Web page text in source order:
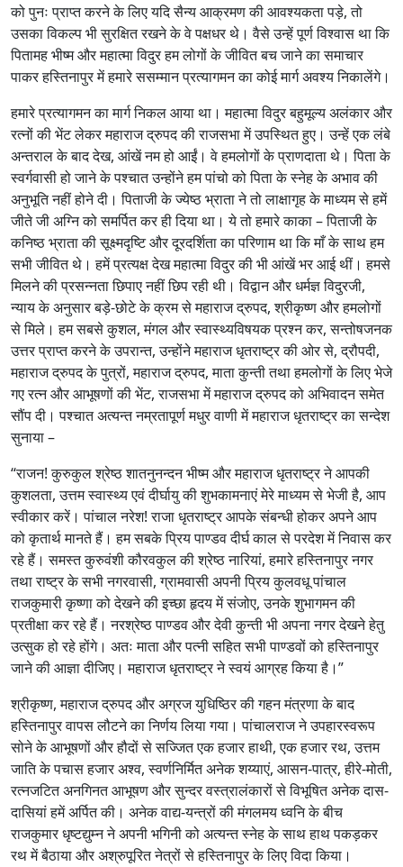
को पुनः प्राप्त करने के लिए यदि सैन्य आक्रमण की आवश्यकता पड़े, तो
उसका विकल्प भी सुरक्षित रखने के वे पक्षधर थे। वैसे उन्हें पूर्ण विश्वास था कि
पितामह भीष्म और महात्मा विदुर हम लोगों के जीवित बच जाने का समाचार
पाकर हस्तिनापुर में हमारे ससम्मान प्रत्यागमन का कोई मार्ग अवश्य निकालेंगे।
हमारे प्रत्यागमन का मार्ग निकल आया था। महात्मा विदुर बहुमूल्य अलंकार और
रत्नों की भेंट लेकर महाराज द्रुपद की राजसभा में उपस्थित हुए। उन्हें एक लंबे
अन्तराल के बाद देख, आंखें नम हो आईं। वे हमलोगों के प्राणदाता थे। पिता के
स्वर्गवासी हो जाने के पश्चात उन्होंने हम पांचो को पिता के स्नेह के अभाव की
अनुभूति नहीं होने दी। पिताजी के ज्येष्ठ भ्राता ने तो लाक्षागृह के माध्यम से हमें
जीते जी अग्नि को समर्पित कर ही दिया था। ये तो हमारे काका – पिताजी के
कनिष्ठ भ्राता की सूक्ष्मदृष्टि और दूरदर्शिता का परिणाम था कि माँ के साथ हम
सभी जीवित थे। हमें प्रत्यक्ष देख महात्मा विदुर की भी आंखें भर आई थीं। हमसे
मिलने की प्रसन्नता छिपाए नहीं छिप रही थी। विद्वान और धर्मज्ञ विदुरजी,
न्याय के अनुसार बड़े-छोटे के क्रम से महाराज द्रुपद, श्रीकृष्ण और हमलोगों
से मिले। हम सबसे कुशल, मंगल और स्वास्थ्यविषयक प्रश्न कर, सन्तोषजनक
उत्तर प्राप्त करने के उपरान्त, उन्होंने महाराज धृतराष्ट्र की ओर से, द्रौपदी,
महाराज द्रुपद के पुत्रों, महाराज द्रुपद, माता कुन्ती तथा हमलोगों के लिए भेजे
गए रत्न और आभूषणों की भेंट, राजसभा में महाराज द्रुपद को अभिवादन समेत
सौंप दी। पश्चात अत्यन्त नम्रतापूर्ण मधुर वाणी में महाराज धृतराष्ट्र का सन्देश
सुनाया –
“राजन! कुरुकुल श्रेष्ठ शातनुनन्दन भीष्म और महाराज धृतराष्ट्र ने आपकी
कुशलता, उत्तम स्वास्थ्य एवं दीर्घायु की शुभकामनाएं मेरे माध्यम से भेजी है, आप
स्वीकार करें। पांचाल नरेश! राजा धृतराष्ट्र आपके संबन्धी होकर अपने आप
को कृतार्थ मानते हैं। हम सबके प्रिय पाण्डव दीर्घ काल से परदेश में निवास कर
रहे हैं। समस्त कुरुवंशी कौरवकुल की श्रेष्ठ नारियां, हमारे हस्तिनापुर नगर
तथा राष्ट्र के सभी नगरवासी, ग्रामवासी अपनी प्रिय कुलवधू पांचाल
राजकुमारी कृष्णा को देखने की इच्छा हृदय में संजोए, उनके शुभागमन की
प्रतीक्षा कर रहे हैं। नरश्रेष्ठ पाण्डव और देवी कुन्ती भी अपना नगर देखने हेतु
उत्सुक हो रहे होंगे। अतः माता और पत्नी सहित सभी पाण्डवों को हस्तिनापुर
जाने की आज्ञा दीजिए। महाराज धृतराष्ट्र ने स्वयं आग्रह किया है।”
श्रीकृष्ण, महाराज द्रुपद और अग्रज युधिष्ठिर की गहन मंत्रणा के बाद
हस्तिनापुर वापस लौटने का निर्णय लिया गया। पांचालराज ने उपहारस्वरूप
सोने के आभूषणों और हौदों से सज्जित एक हजार हाथी, एक हजार रथ, उत्तम
जाति के पचास हजार अश्व, स्वर्णनिर्मित अनेक शय्याएं, आसन-पात्र, हीरे-मोती,
रत्नजटित अनगिनत आभूषण और सुन्दर वस्त्रालंकारों से विभूषित अनेक दास-
दासियां हमें अर्पित की। अनेक वाद्य-यन्त्रों की मंगलमय ध्वनि के बीच
राजकुमार धृष्टद्युम्न ने अपनी भगिनी को अत्यन्त स्नेह के साथ हाथ पकड़कर
रथ में बैठाया और अश्रुपूरित नेत्रों से हस्तिनापुर के लिए विदा किया।